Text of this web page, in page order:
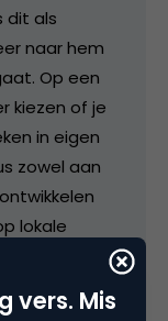
dit als
naar hem
Op een
kiezen of je
in eigen
zowel aan
lokale
vers. Mis